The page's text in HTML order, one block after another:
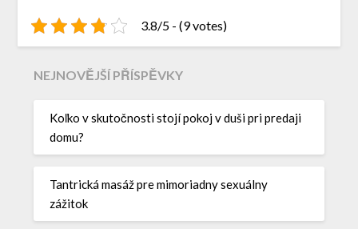
3.8/5 - (9 votes)
NEJNOVĚJŠÍ PŘÍSPĚVKY
Koľko v skutočnosti stojí pokoj v duši pri predaji
domu?
Tantrická masáž pre mimoriadny sexuálny
zážitok